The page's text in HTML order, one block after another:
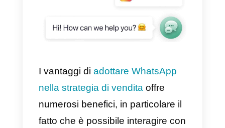
di WhatsApp, in modo da
efficace.